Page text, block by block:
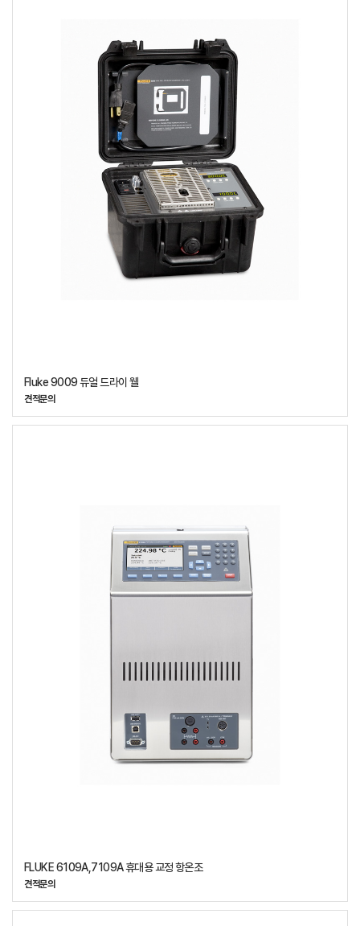
Fluke 9009 듀얼 드라이 웰
견적문의
FLUKE 6109A,7109A 휴대용 교정 항온조
견적문의